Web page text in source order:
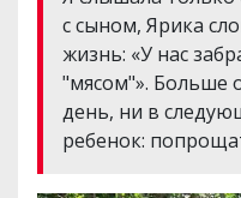
с сыном, Ярика
жизнь: «У нас
"мясом"». Больше
день, ни в
ребенок: